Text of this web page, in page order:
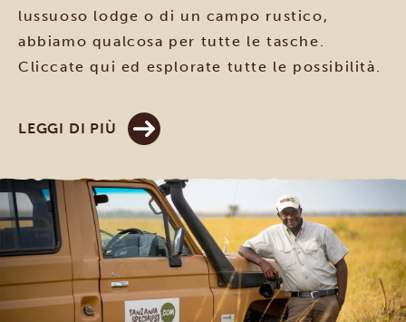
lussuoso lodge o di un campo rustico,
abbiamo qualcosa per tutte le tasche.
Cliccate qui ed esplorate tutte le possibilità.
LEGGI DI PIÙ